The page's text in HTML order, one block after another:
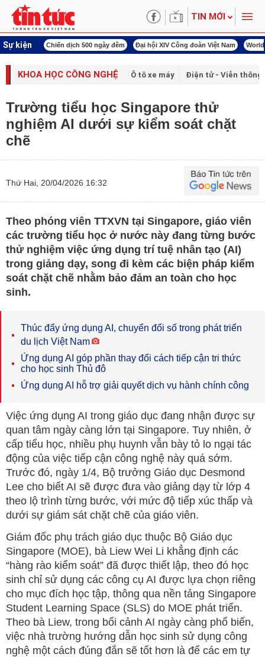
TIN MỚI
Sự kiện
ngày đêm Đại hội XIV Công đoàn Việt Nam World Cup 2026 Kỳ họp thứ
KHOA HỌC CÔNG NGHỆ Ô tô xe máy Điện tử - Viễn thông
Trường tiểu học Singapore thử
nghiệm AI dưới sự kiểm soát chặt
chẽ
Thứ Hai, 20/04/2026 16:32
Theo phóng viên TTXVN tại Singapore, giáo viên
các trường tiểu học ở nước này đang từng bước
thử nghiệm việc ứng dụng trí tuệ nhân tạo (AI)
trong giảng dạy, song đi kèm các biện pháp kiểm
soát chặt chẽ nhằm bảo đảm an toàn cho học
sinh.
Thúc đẩy ứng dụng AI, chuyển đổi số trong phát triển
du lịch Việt Nam
Ứng dụng AI góp phần thay đổi cách tiếp cận tri thức
cho học sinh Thủ đô
Ứng dụng AI hỗ trợ giải quyết dịch vụ hành chính công
Việc ứng dụng AI trong giáo dục đang nhận được sự
quan tâm ngày càng lớn tại Singapore. Tuy nhiên, ở
cấp tiểu học, nhiều phụ huynh vẫn bày tỏ lo ngại tác
động của việc tiếp cận công nghệ này quá sớm.
Trước đó, ngày 1/4, Bộ trưởng Giáo dục Desmond
Lee cho biết AI sẽ được đưa vào giảng dạy từ lớp 4
theo lộ trình từng bước, với mức độ tiếp xúc thấp và
dưới sự giám sát chặt chẽ của giáo viên.
Giám đốc phụ trách giáo dục thuộc Bộ Giáo dục
Singapore (MOE), bà Liew Wei Li khẳng định các
“hàng rào kiểm soát” đã được thiết lập, theo đó học
sinh chỉ sử dụng các công cụ AI được lựa chọn riêng
cho mục đích học tập, thông qua nền tảng Singapore
Student Learning Space (SLS) do MOE phát triển.
Theo bà Liew, trong bối cảnh AI ngày càng phổ biến,
việc nhà trường hướng dẫn học sinh sử dụng công
nghệ một cách đúng đắn sẽ tốt hơn là để các em tự